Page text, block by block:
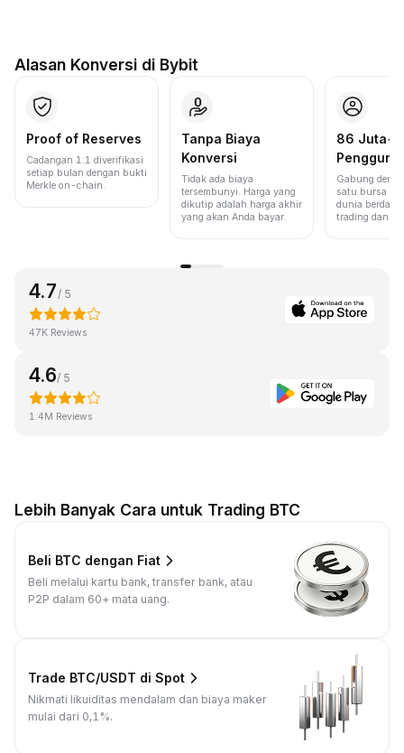
Alasan Konversi di Bybit
Proof of Reserves
Cadangan 1:1 diverifikasi
setiap bulan dengan bukti
Merkle on-chain.
Tanpa Biaya
Konversi
Tidak ada biaya
tersembunyi. Harga yang
dikutip adalah harga akhir
yang akan Anda bayar.
86 Juta+
Pengguna
Gabung
satu bursa
dunia
trading dan
4.7 / 5
47K Reviews
4.6/ 5
1.4M Reviews
Lebih Banyak Cara untuk Trading BTC
Beli BTC dengan Fiat
Beli melalui kartu bank, transfer bank, atau
P2P dalam 60+ mata uang.
Trade BTC/USDT di Spot
Nikmati likuiditas mendalam dan biaya maker
mulai dari 0,1%.